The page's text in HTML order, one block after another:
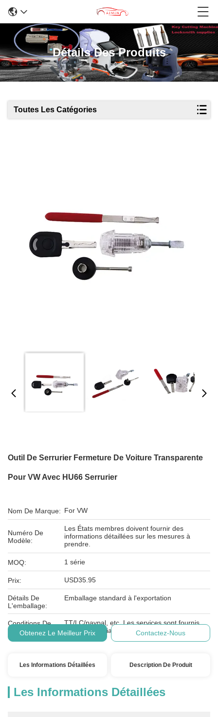
Détails Des Produits
Toutes Les Catégories
Outil De Serrurier Fermeture De Voiture Transparente
Pour VW Avec HU66 Serrurier
Nom De Marque: For VW
Numéro De
Modèle:
Les États membres doivent fournir des
informations détaillées sur les mesures à
prendre.
MOQ: 1 série
Prix: USD35.95
Détails De
L'emballage:
Emballage standard à l'exportation
Conditions De
Paiement:
TT/LC/paypal, etc. Les services sont fournis
par l'intermédiaire de l'entreprise.
Obtenez Le Meilleur Prix Contactez-Nous
Les Informations Détaillées Description De Produit
Les Informations Détaillées